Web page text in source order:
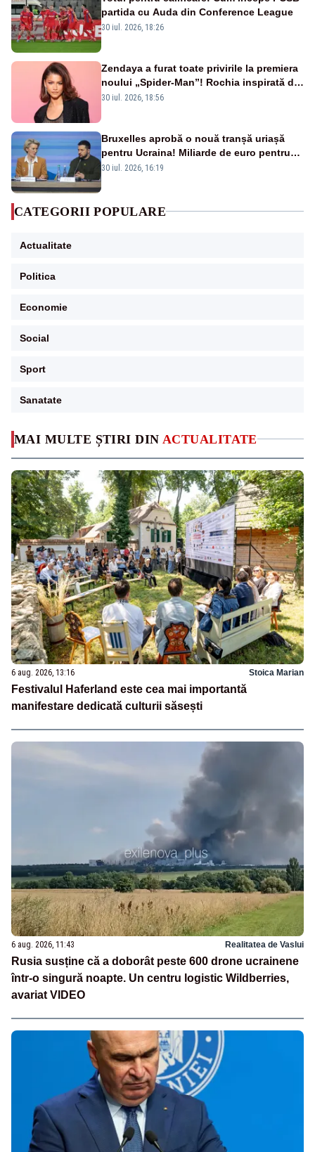
MAI MULTE ȘTIRI DIN ACTUALITATE
6 aug. 2026, 13:16 Stoica Marian
Festivalul Haferland este cea mai importantă
manifestare dedicată culturii săsești
6 aug. 2026, 11:43 Realitatea de Vaslui
Rusia susține că a doborât peste 600 drone ucrainene
într-o singură noapte. Un centru logistic Wildberries,
avariat VIDEO
partida cu Auda din Conference League
30 iul. 2026, 18:26
Zendaya a furat toate privirile la premiera
noului „Spider-Man”! Rochia inspirată de
pânza de păianjen a făcut senzație
30 iul. 2026, 18:56
Bruxelles aprobă o nouă tranșă uriașă
pentru Ucraina! Miliarde de euro pentru
armament și apărare
30 iul. 2026, 16:19
CATEGORII POPULARE
Actualitate
Politica
Economie
Social
Sport
Sanatate